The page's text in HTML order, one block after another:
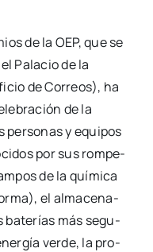
de la OEP, que se
Pala­cio de la
de Correos), ha
de la
per­so­nas y equi­pos
por sus rompe­
de la quí­mi­ca
el alma­ce­na­
bate­rías más segu­
ver­de, la pro­